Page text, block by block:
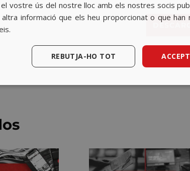
o
R
D
vostre ús del nostre lloc amb els nostres socis
informació que els heu proporcionat o que
REBUTJA-HO TOT